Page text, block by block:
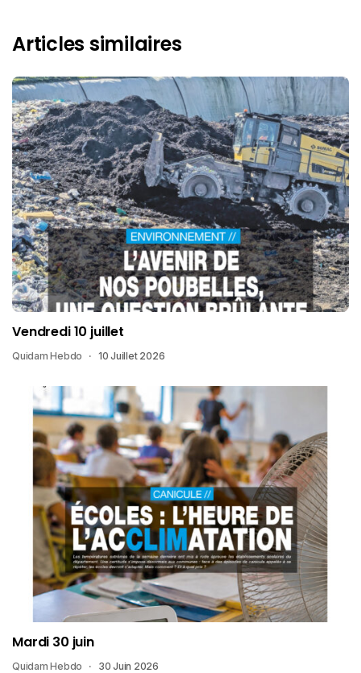
Articles similaires
Vendredi 10 juillet
Quidam Hebdo 10 Juillet 2026
Mardi 30 juin
Quidam Hebdo 30 Juin 2026